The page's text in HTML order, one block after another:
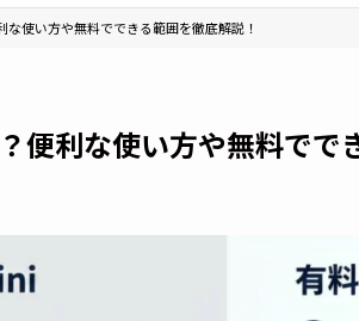
使い方や無料でできる範囲を徹底解説！
便利な使い方や無料でで